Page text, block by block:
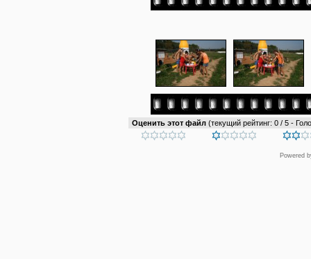
Оценить этот файл (текущий рейтинг: 0 / 5 -
Powered